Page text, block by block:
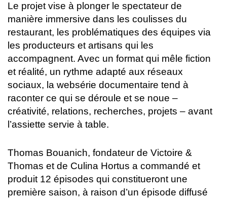
Le projet vise à plonger le spectateur de
manière immersive dans les coulisses du
restaurant, les problématiques des équipes via
les producteurs et artisans qui les
accompagnent. Avec un format qui mêle fiction
et réalité, un rythme adapté aux réseaux
sociaux, la websérie documentaire tend à
raconter ce qui se déroule et se noue –
créativité, relations, recherches, projets – avant
l’assiette servie à table.
Thomas Bouanich, fondateur de Victoire &
Thomas et de Culina Hortus a commandé et
produit 12 épisodes qui constitueront une
première saison, à raison d’un épisode diffusé